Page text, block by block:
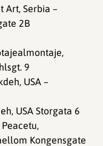
Art, Serbia –
2B
9
USA –
USA Storgata 6
Peacetu,
Kongensgate